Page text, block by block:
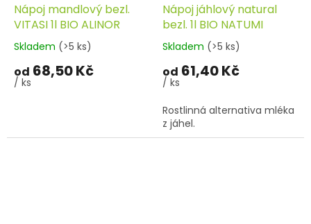
Nápoj mandlový bezl.
VITASI 1l BIO ALINOR
Skladem (>5 ks)
od 68,50 Kč
/ ks
Nápoj jáhlový natural
bezl. 1l BIO NATUMI
Skladem (>5 ks)
od 61,40 Kč
/ ks
Rostlinná alternativa mléka
z jáhel.